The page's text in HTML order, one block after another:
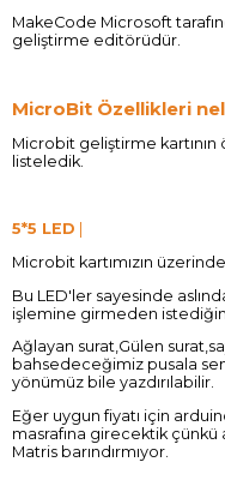
MakeCode Microsoft
geliştirme editörüdür.
MicroBit Özellikleri
Microbit geliştirme
listeledik.
5*5 LED
Microbit kartımızın
Bu LED'ler sayesinde
işlemine girmeden
Ağlayan surat,Gülen
bahsedeceğimiz pusala
yönümüz bile yazdırılabilir.
Eğer uygun fiyatı için
masrafına girecektik
Matris barındırmıyor.